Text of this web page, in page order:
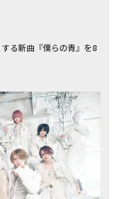
る新曲『僕らの青』を8